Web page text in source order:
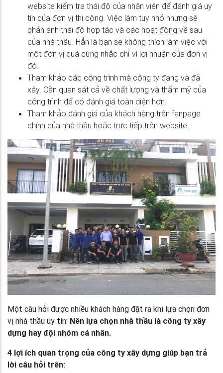
website kiểm tra thái độ của nhân viên để đánh giá uy
tín của đơn vị thi công. Việc làm tuy nhỏ nhưng sẽ
phản ánh thái độ hợp tác và các hoạt động về sau
của nhà thầu. Hẳn là bạn sẽ không thích làm việc với
một đơn vị quá cứng nhắc chỉ vì lợi nhuận của đơn vị
đó.
Tham khảo các công trình mà công ty đang và đã
xây. Cần quan sát cả về chất lượng và thẩm mỹ của
công trình để có đánh giá toàn diện hơn.
Tham khảo đánh giá của khách hàng trên fanpage
chính của nhà thầu hoặc trực tiếp trên website.
Một câu hỏi được nhiều khách hàng đặt ra khi lựa chọn đơn
vị nhà thầu uy tín: Nên lựa chọn nhà thầu là công ty xây
dựng hay đội nhóm cá nhân.
4 lợi ích quan trọng của công ty xây dựng giúp bạn trả
lời câu hỏi trên: